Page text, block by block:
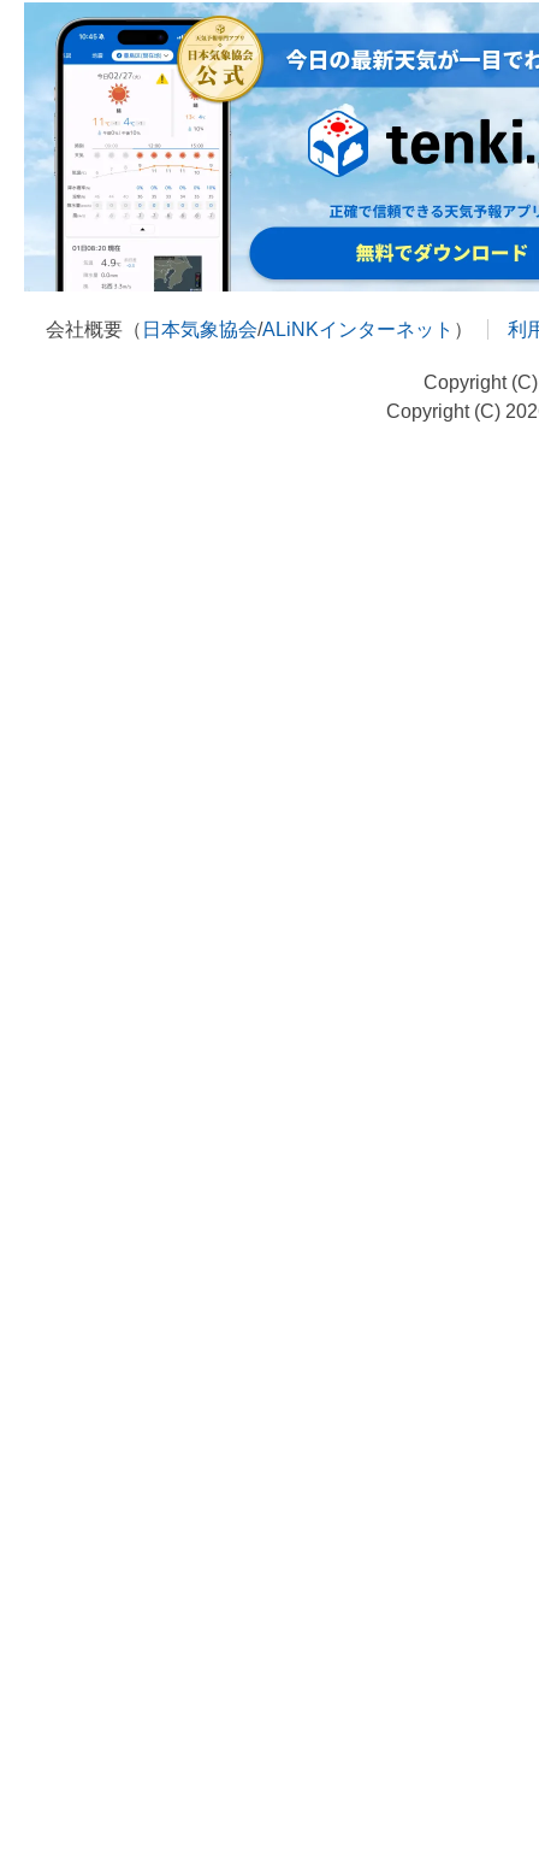
会社概要（ 日本気象協会/ALiNKインターネット ） 利
Copyright
Copyright (C)